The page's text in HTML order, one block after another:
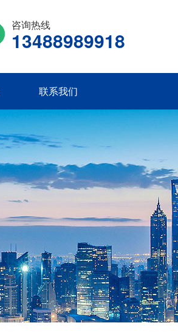
咨询热线
13488989918
联系我们